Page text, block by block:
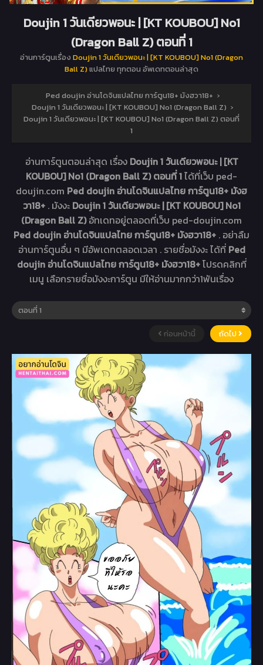
Doujin 1 วันเดียวพอนะ | [KT KOUBOU] No1
(Dragon Ball Z) ตอนที่ 1
อ่านการ์ตูนเรื่อง Doujin 1 วันเดียวพอนะ | [KT KOUBOU] No1 (Dragon
Ball Z) แปลไทย ทุกตอน อัพเดทตอนล่าสุด
Ped doujin อ่านโดจินแปลไทย การ์ตูน18+ มังฮวา18+ ›
Doujin 1 วันเดียวพอนะ | [KT KOUBOU] No1 (Dragon Ball Z) ›
Doujin 1 วันเดียวพอนะ | [KT KOUBOU] No1 (Dragon Ball Z) ตอนที่
1
อ่านการ์ตูนตอนล่าสุด เรื่อง Doujin 1 วันเดียวพอนะ | [KT
KOUBOU] No1 (Dragon Ball Z) ตอนที่ 1ได้ที่เว็บ ped-
doujin.com Ped doujin อ่านโดจินแปลไทย การ์ตูน18+ มังฮ
วา18+ . มังงะ Doujin 1 วันเดียวพอนะ | [KT KOUBOU] No1
(Dragon Ball Z)อัทเดทอยู่ตลอดที่เว็บ ped-doujin.com
Ped doujin อ่านโดจินแปลไทย การ์ตูน18+ มังฮวา18+ . อย่าลืม
อ่านการ์ตูนอื่น ๆ มีอัพเดทตลอดเวลา . รายชื่อมังงะ ได้ที่ Ped
doujin อ่านโดจินแปลไทย การ์ตูน18+ มังฮวา18+โปรดคลิกที่
เมนู เลือกรายชื่อมังงะการ์ตูน มีให้อ่านมากกว่า1พันเรื่อง
ก่อนหน้านี้ ถัดไป